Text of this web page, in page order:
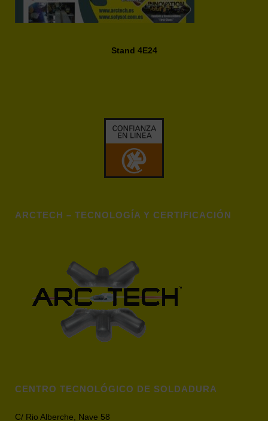
Stand 4E24
ARCTECH – TECNOLOGÍA Y CERTIFICACIÓN
CENTRO TECNOLÓGICO DE SOLDADURA
C/ Rio Alberche, Nave 58